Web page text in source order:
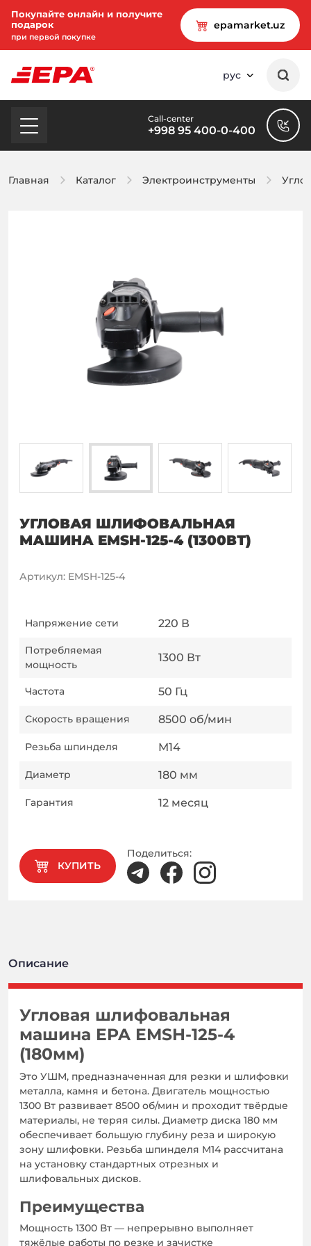
Покупайте онлайн и получите
подарок
при первой покупке
epamarket.uz
рус
Call-center
+998 95 400-0-400
Главная Каталог Электроинструменты
УГЛОВАЯ ШЛИФОВАЛЬНАЯ
МАШИНА EMSH-125-4 (1300ВТ)
Артикул: EMSH-125-4
Напряжение сети 220 В
Потребляемая
мощность
1300 Вт
Частота 50 Гц
Скорость вращения 8500 об/мин
Резьба шпинделя M14
Диаметр 180 мм
Гарантия 12 месяц
КУПИТЬ
Поделиться:
Описание
Угловая шлифовальная
машина EPA EMSH-125-4
(180мм)
Это УШМ, предназначенная для резки и шлифовки
металла, камня и бетона. Двигатель мощностью
1300 Вт развивает 8500 об/мин и проходит твёрдые
материалы, не теряя силы. Диаметр диска 180 мм
обеспечивает большую глубину реза и широкую
зону шлифовки. Резьба шпинделя M14 рассчитана
на установку стандартных отрезных и
шлифовальных дисков.
Преимущества
Мощность 1300 Вт — непрерывно выполняет
тяжёлые работы по резке и зачистке